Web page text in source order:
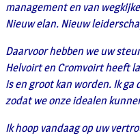
management en van
Nieuw elan. Nieuw
Daarvoor hebben we uw
Helvoirt en Cromvoirt heeft
is en groot kan worden. Ik ga
zodat we onze idealen
Ik hoop vandaag op uw